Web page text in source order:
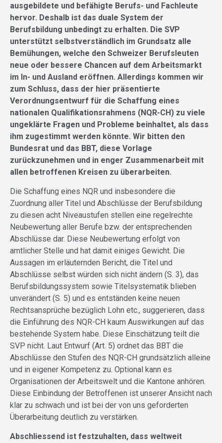
ausgebildete und befähigte Berufs- und Fachleute
hervor. Deshalb ist das duale System der
Berufsbildung unbedingt zu erhalten. Die SVP
unterstützt selbstverständlich im Grundsatz alle
Bemühungen, welche den Schweizer Berufsleuten
neue oder bessere Chancen auf dem Arbeitsmarkt
im In- und Ausland eröffnen. Allerdings kommen wir
zum Schluss, dass der hier präsentierte
Verordnungsentwurf für die Schaffung eines
nationalen Qualifikationsrahmens (NQR-CH) zu viele
ungeklärte Fragen und Probleme beinhaltet, als dass
ihm zugestimmt werden könnte. Wir bitten den
Bundesrat und das BBT, diese Vorlage
zurückzunehmen und in enger Zusammenarbeit mit
allen betroffenen Kreisen zu überarbeiten.
Die Schaffung eines NQR und insbesondere die
Zuordnung aller Titel und Abschlüsse der Berufsbildung
zu diesen acht Niveaustufen stellen eine regelrechte
Neubewertung aller Berufe bzw. der entsprechenden
Abschlüsse dar. Diese Neubewertung erfolgt von
amtlicher Stelle und hat damit einiges Gewicht. Die
Aussagen im erläuternden Bericht, die Titel und
Abschlüsse selbst würden sich nicht ändern (S. 3), das
Berufsbildungssystem sowie Titelsystematik blieben
unverändert (S. 5) und es entständen keine neuen
Rechtsansprüche bezüglich Lohn etc., suggerieren, dass
die Einführung des NQR-CH kaum Auswirkungen auf das
bestehende System habe. Diese Einschätzung teilt die
SVP nicht. Laut Entwurf (Art. 5) ordnet das BBT die
Abschlüsse den Stufen des NQR-CH grundsätzlich alleine
und in eigener Kompetenz zu. Optional kann es
Organisationen der Arbeitswelt und die Kantone anhören.
Diese Einbindung der Betroffenen ist unserer Ansicht nach
klar zu schwach und ist bei der von uns geforderten
Überarbeitung deutlich zu verstärken.
Abschliessend ist festzuhalten, dass weltweit